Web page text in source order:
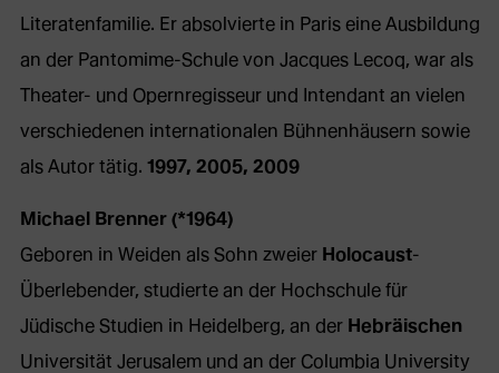
Literatenfamilie. Er absolvierte in Paris eine Ausbildung
an der Pantomime-Schule von Jacques Lecoq, war als
Theater- und Opernregisseur und Intendant an vielen
verschiedenen internationalen Bühnenhäusern sowie
als Autor tätig. 1997, 2005, 2009
Michael Brenner (*1964)
Geboren in Weiden als Sohn zweier Holocaust-
Überlebender, studierte an der Hochschule für
Jüdische Studien in Heidelberg, an der Hebräischen
Universität Jerusalem und an der Columbia University